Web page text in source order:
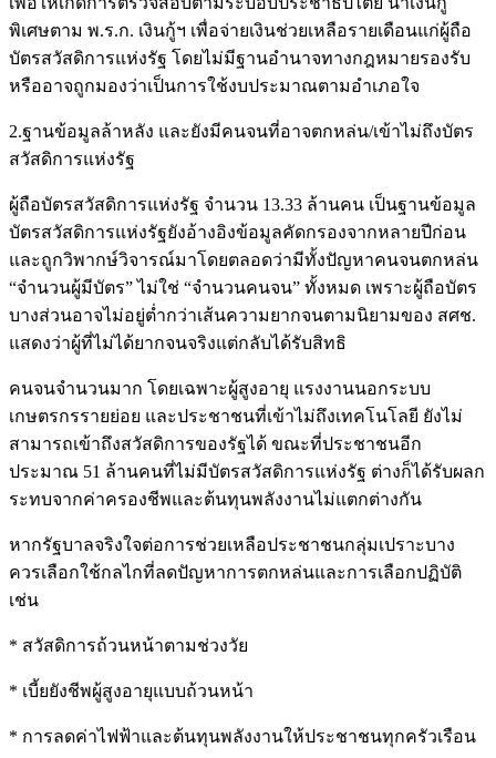
พิเศษตาม พ.ร.ก. เงินกู้ฯ เพื่อจ่ายเงินช่วยเหลือรายเดือนแก่ผู้ถือ
บัตรสวัสดิการแห่งรัฐ โดยไม่มีฐานอำนาจทางกฎหมายรองรับ
หรืออาจถูกมองว่าเป็นการใช้งบประมาณตามอำเภอใจ
2.ฐานข้อมูลล้าหลัง และยังมีคนจนที่อาจตกหล่น/เข้าไม่ถึงบัตร
สวัสดิการแห่งรัฐ
ผู้ถือบัตรสวัสดิการแห่งรัฐ จำนวน 13.33 ล้านคน เป็นฐานข้อมูล
บัตรสวัสดิการแห่งรัฐยังอ้างอิงข้อมูลคัดกรองจากหลายปีก่อน
และถูกวิพากษ์วิจารณ์มาโดยตลอดว่ามีทั้งปัญหาคนจนตกหล่น
“จำนวนผู้มีบัตร” ไม่ใช่ “จำนวนคนจน” ทั้งหมด เพราะผู้ถือบัตร
บางส่วนอาจไม่อยู่ต่ำกว่าเส้นความยากจนตามนิยามของ สศช.
แสดงว่าผู้ที่ไม่ได้ยากจนจริงแต่กลับได้รับสิทธิ
คนจนจำนวนมาก โดยเฉพาะผู้สูงอายุ แรงงานนอกระบบ
เกษตรกรรายย่อย และประชาชนที่เข้าไม่ถึงเทคโนโลยี ยังไม่
สามารถเข้าถึงสวัสดิการของรัฐได้ ขณะที่ประชาชนอีก
ประมาณ 51 ล้านคนที่ไม่มีบัตรสวัสดิการแห่งรัฐ ต่างก็ได้รับผลก
ระทบจากค่าครองชีพและต้นทุนพลังงานไม่แตกต่างกัน
หากรัฐบาลจริงใจต่อการช่วยเหลือประชาชนกลุ่มเปราะบาง
ควรเลือกใช้กลไกที่ลดปัญหาการตกหล่นและการเลือกปฏิบัติ
เช่น
* สวัสดิการถ้วนหน้าตามช่วงวัย
* เบี้ยยังชีพผู้สูงอายุแบบถ้วนหน้า
* การลดค่าไฟฟ้าและต้นทุนพลังงานให้ประชาชนทุกครัวเรือน